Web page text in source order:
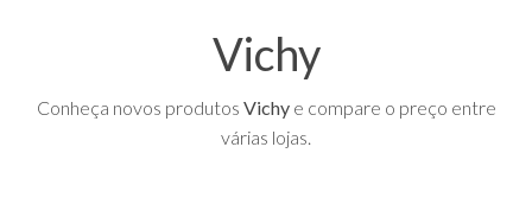
Vichy
Conheça novos produtos Vichye compare o preço entre
várias lojas.